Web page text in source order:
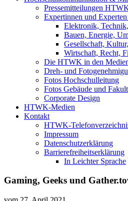
Pressemitteilungen
Expertinnen und
Elektronik,
Bauen, Energie,
Gesellschaft,
Wirtschaft, Recht,
Die HTWK in den
Dreh- und
Fotos Hochschulleitung
Fotos Gebäude und
Corporate Design
HTWK-Medien
Kontakt
HTWK-
Impressum
Datenschutzerklärung
Barrierefreiheitserklärung
In Leichter Sprache
Gaming, Geeks und